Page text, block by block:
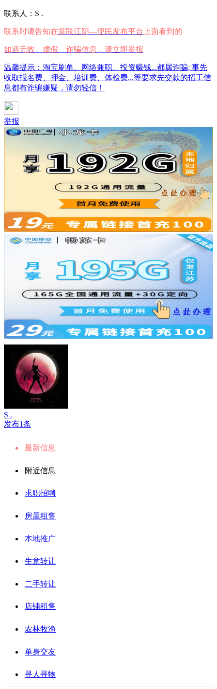
联系人：S .
联系时请告知在掌联江阴—便民发布平台 上面看到的
如遇无效、虚假、诈骗信息，请立即举报
温馨提示：淘宝刷单、网络兼职、投资赚钱...都属诈骗; 事先
收取报名费、押金、培训费、体检费...等要求先交款的招工信
息都有诈骗嫌疑，请勿轻信！
举报
S .
发布1条
最新信息
附近信息
求职招聘
房屋租售
本地推广
生意转让
二手转让
店铺租售
农林牧渔
单身交友
寻人寻物